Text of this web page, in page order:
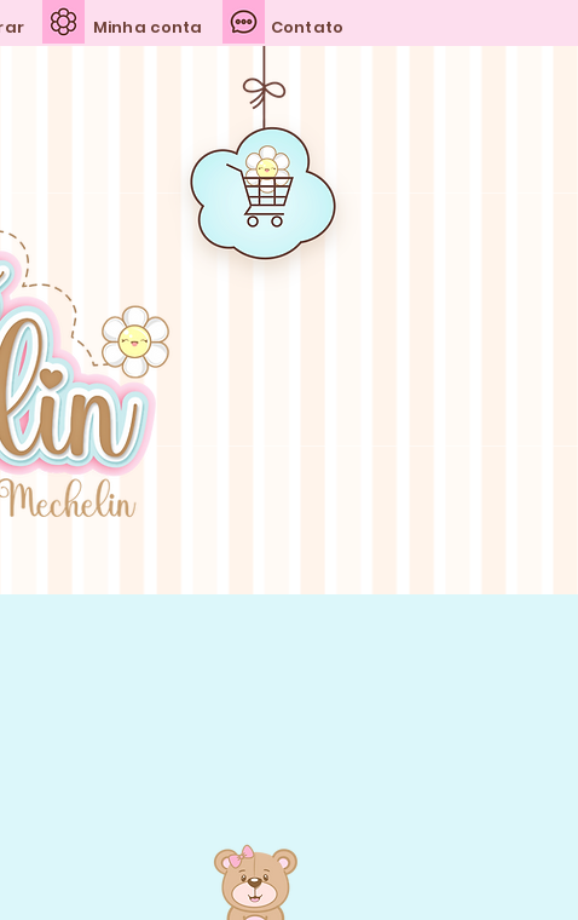
Minha conta Contato